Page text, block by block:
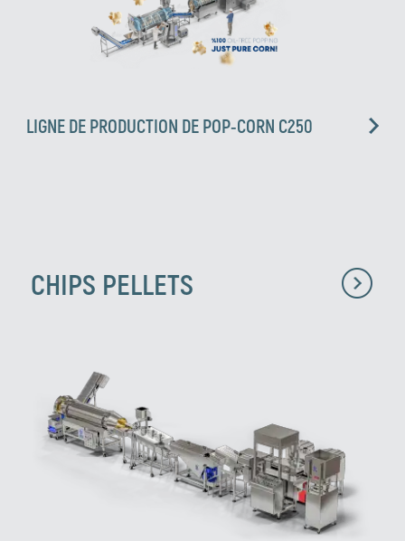
LIGNE DE PRODUCTION DE POP-CORN C250
CHIPS PELLETS